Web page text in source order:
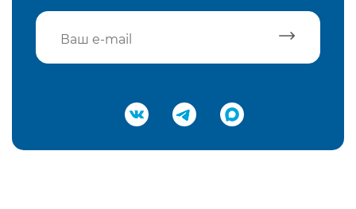
Подтвердить e-mail